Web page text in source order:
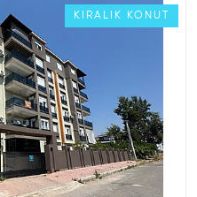
KIRALIK KONUT